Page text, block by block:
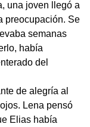
una joven llegó a
preocupación. Se
semanas
había
del
de alegría al
Lena pensó
Elias había